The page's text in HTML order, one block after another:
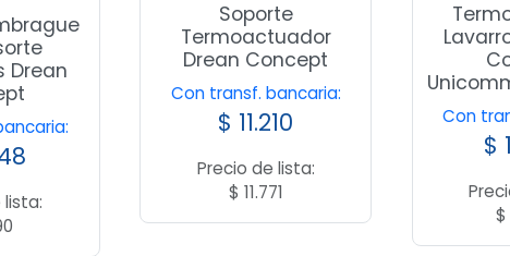
Drean
lista:
Soporte
Termoactuador
Drean Concept
Con transf. bancaria:
$ 11.210
Precio de lista:
$ 11.771
Con
$
$